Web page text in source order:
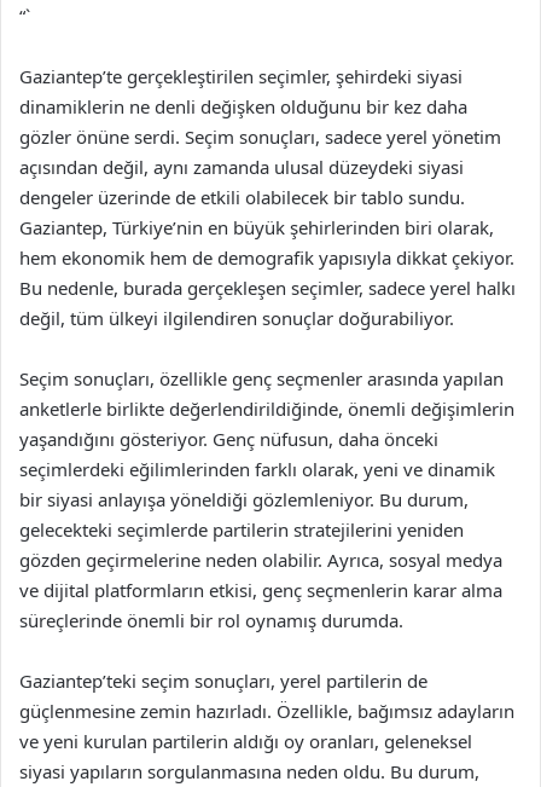
“`
Gaziantep’te gerçekleştirilen seçimler, şehirdeki siyasi
dinamiklerin ne denli değişken olduğunu bir kez daha
gözler önüne serdi. Seçim sonuçları, sadece yerel yönetim
açısından değil, aynı zamanda ulusal düzeydeki siyasi
dengeler üzerinde de etkili olabilecek bir tablo sundu.
Gaziantep, Türkiye’nin en büyük şehirlerinden biri olarak,
hem ekonomik hem de demografik yapısıyla dikkat çekiyor.
Bu nedenle, burada gerçekleşen seçimler, sadece yerel halkı
değil, tüm ülkeyi ilgilendiren sonuçlar doğurabiliyor.
Seçim sonuçları, özellikle genç seçmenler arasında yapılan
anketlerle birlikte değerlendirildiğinde, önemli değişimlerin
yaşandığını gösteriyor. Genç nüfusun, daha önceki
seçimlerdeki eğilimlerinden farklı olarak, yeni ve dinamik
bir siyasi anlayışa yöneldiği gözlemleniyor. Bu durum,
gelecekteki seçimlerde partilerin stratejilerini yeniden
gözden geçirmelerine neden olabilir. Ayrıca, sosyal medya
ve dijital platformların etkisi, genç seçmenlerin karar alma
süreçlerinde önemli bir rol oynamış durumda.
Gaziantep’teki seçim sonuçları, yerel partilerin de
güçlenmesine zemin hazırladı. Özellikle, bağımsız adayların
ve yeni kurulan partilerin aldığı oy oranları, geleneksel
siyasi yapıların sorgulanmasına neden oldu. Bu durum,